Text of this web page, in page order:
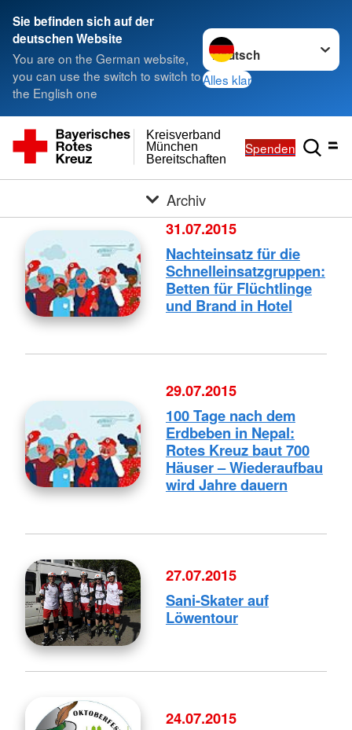
Sie befinden sich auf der
deutschen Website
You are on the German website,
you can use the switch to switch to
the English one
Sprache wechseln zu
Alles klar
Bereitschaften
München
Kreisverband
Spenden
Archiv
31.07.2015
Nachteinsatz für die
Schnelleinsatzgruppen:
Betten für Flüchtlinge
und Brand in Hotel
29.07.2015
100 Tage nach dem
Erdbeben in Nepal:
Rotes Kreuz baut 700
Häuser – Wiederaufbau
wird Jahre dauern
27.07.2015
Sani-Skater auf
Löwentour
24.07.2015